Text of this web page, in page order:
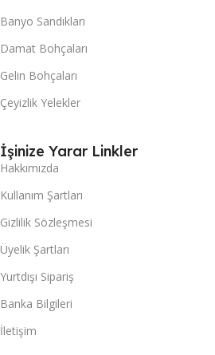
Banyo Sandıkları
Damat Bohçaları
Gelin Bohçaları
Çeyizlik Yelekler
İşinize Yarar Linkler
Hakkımızda
Kullanım Şartları
Gizlilik Sözleşmesi
Üyelik Şartları
Yurtdışı Sipariş
Banka Bilgileri
İletişim